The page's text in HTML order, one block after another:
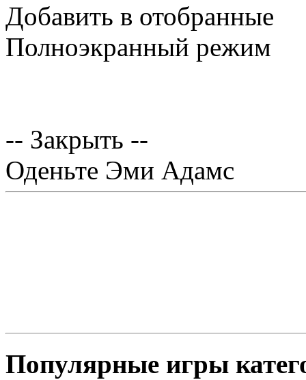
Добавить в отобранные
Полноэкранный режим
-- Закрыть --
Оденьте Эми Адамс
Популярные игры